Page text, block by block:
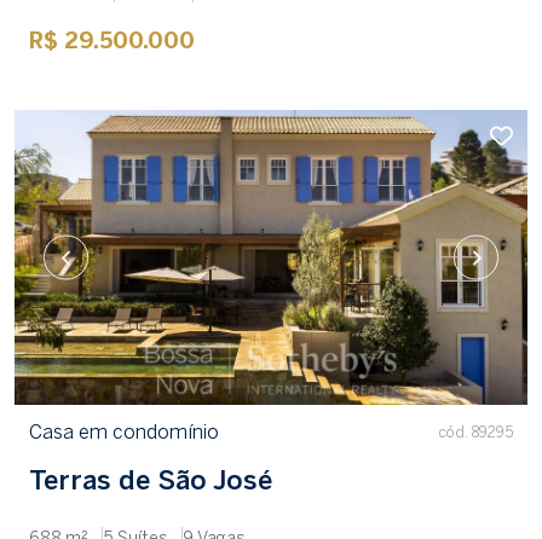
R$ 29.500.000
Casa em condomínio cód. 89295
Terras de São José